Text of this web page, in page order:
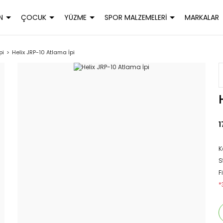
ÇOCUK YÜZME SPOR MALZEMELERİ MARKALAR
Helix JRP-10 Atlama İpi